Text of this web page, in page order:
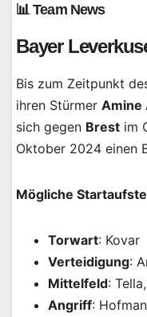
📊 Team News
Bayer
Bis zum Zeitpunkt
ihren Stürmer Amine
sich gegen Brest im
Oktober 2024 einen
Mögliche
Torwart: Kovar
Verteidigung:
Mittelfeld:
Angriff: